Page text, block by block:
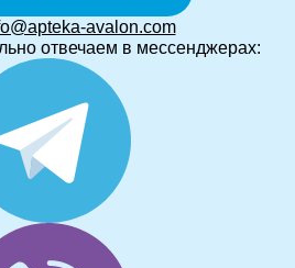
avalon.com
отвечаем в мессенджерах: